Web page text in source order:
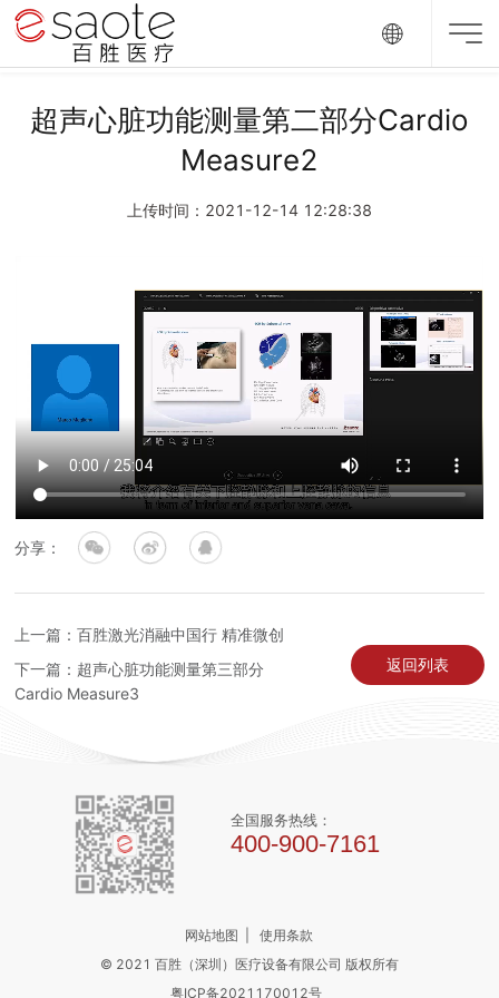
超声心脏功能测量第二部分Cardio
Measure2
上传时间：2021-12-14 12:28:38
分享：
上一篇：百胜激光消融中国行 精准微创
下一篇：超声心脏功能测量第三部分
Cardio Measure3
返回列表
全国服务热线：
400-900-7161
网站地图 |使用条款
© 2021 百胜（深圳）医疗设备有限公司 版权所有
粤ICP备2021170012号